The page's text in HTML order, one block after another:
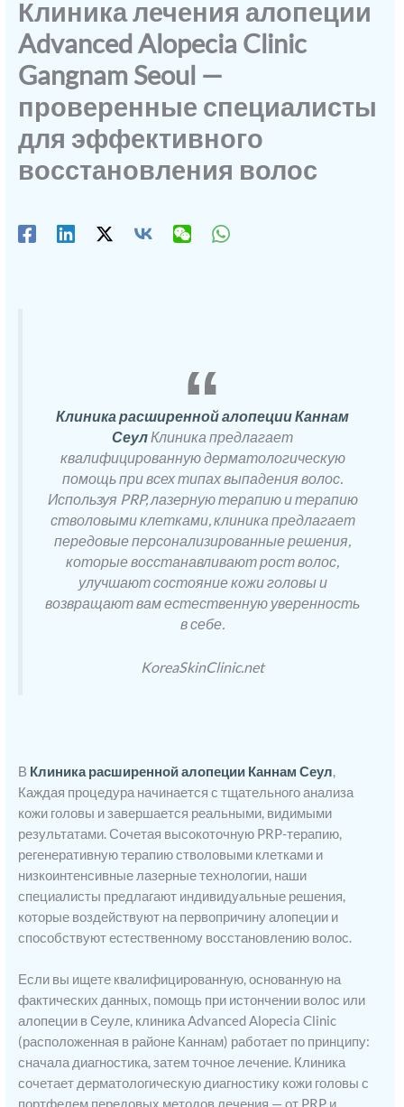
Клиника лечения алопеции
Advanced Alopecia Clinic
Gangnam Seoul —
проверенные специалисты
для эффективного
восстановления волос
Клиника расширенной алопеции Каннам
Сеул Клиника предлагает
квалифицированную дерматологическую
помощь при всех типах выпадения волос.
Используя PRP, лазерную терапию и терапию
стволовыми клетками, клиника предлагает
передовые персонализированные решения,
которые восстанавливают рост волос,
улучшают состояние кожи головы и
возвращают вам естественную уверенность
в себе.
KoreaSkinClinic.net
В Клиника расширенной алопеции Каннам Сеул,
Каждая процедура начинается с тщательного анализа
кожи головы и завершается реальными, видимыми
результатами. Сочетая высокоточную PRP-терапию,
регенеративную терапию стволовыми клетками и
низкоинтенсивные лазерные технологии, наши
специалисты предлагают индивидуальные решения,
которые воздействуют на первопричину алопеции и
способствуют естественному восстановлению волос.
Если вы ищете квалифицированную, основанную на
фактических данных, помощь при истончении волос или
алопеции в Сеуле, клиника Advanced Alopecia Clinic
(расположенная в районе Каннам) работает по принципу:
сначала диагностика, затем точное лечение. Клиника
сочетает дерматологическую диагностику кожи головы с